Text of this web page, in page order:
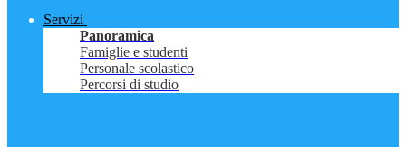
Servizi
Panoramica
Famiglie e studenti
Personale scolastico
Percorsi di studio